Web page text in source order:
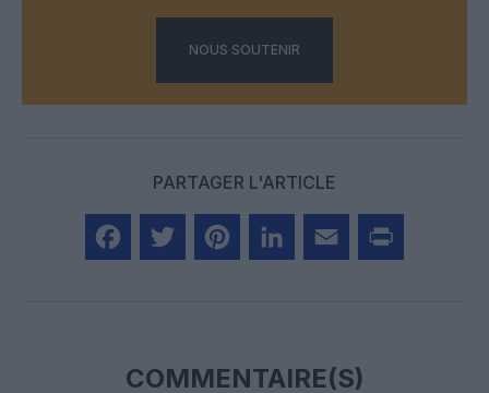
NOUS SOUTENIR
PARTAGER L'ARTICLE
COMMENTAIRE(S)